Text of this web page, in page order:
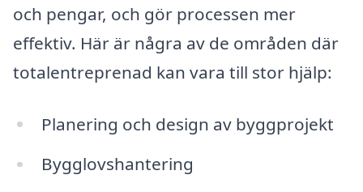
och pengar, och gör processen mer
effektiv. Här är några av de områden där
totalentreprenad kan vara till stor hjälp:
Planering och design av byggprojekt
Bygglovshantering